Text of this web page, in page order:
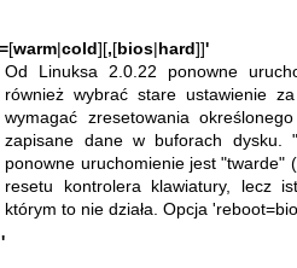
[warm|cold][,[bios|hard]]'
Od Linuksa 2.0.22 ponowne
również wybrać stare ustawienie
wymagać zresetowania
zapisane dane w buforach dysku.
ponowne uruchomienie jest "twarde"
resetu kontrolera klawiatury, lecz
którym to nie działa. Opcja